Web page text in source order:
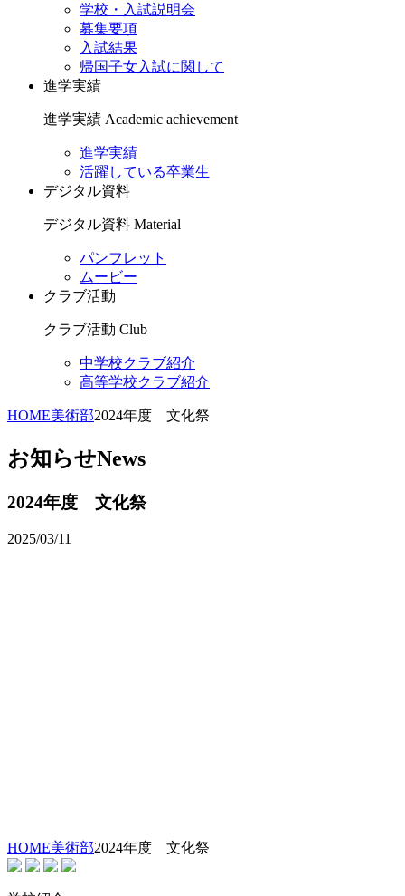
学校・入試説明会
募集要項
入試結果
帰国子女入試に関して
進学実績
進学実績 Academic achievement
進学実績
活躍している卒業生
デジタル資料
デジタル資料 Material
パンフレット
ムービー
クラブ活動
クラブ活動 Club
中学校クラブ紹介
高等学校クラブ紹介
HOME美術部2024年度 文化祭
お知らせNews
2024年度 文化祭
2025/03/11
HOME美術部2024年度 文化祭